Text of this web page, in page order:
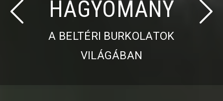
HAGYOMÁNY
A BELTÉRI BURKOLATOK
VILÁGÁBAN
Previous Next